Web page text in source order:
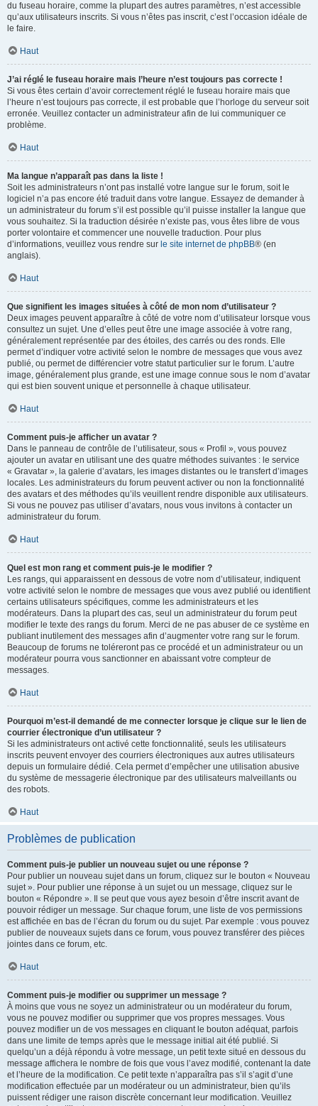
du fuseau horaire, comme la plupart des autres paramètres, n’est accessible
qu’aux utilisateurs inscrits. Si vous n’êtes pas inscrit, c’est l’occasion idéale de
le faire.
Haut
J’ai réglé le fuseau horaire mais l’heure n’est toujours pas correcte !
Si vous êtes certain d’avoir correctement réglé le fuseau horaire mais que
l’heure n’est toujours pas correcte, il est probable que l’horloge du serveur soit
erronée. Veuillez contacter un administrateur afin de lui communiquer ce
problème.
Haut
Ma langue n’apparaît pas dans la liste !
Soit les administrateurs n’ont pas installé votre langue sur le forum, soit le
logiciel n’a pas encore été traduit dans votre langue. Essayez de demander à
un administrateur du forum s’il est possible qu’il puisse installer la langue que
vous souhaitez. Si la traduction désirée n’existe pas, vous êtes libre de vous
porter volontaire et commencer une nouvelle traduction. Pour plus
d’informations, veuillez vous rendre sur le site internet de phpBB® (en
anglais).
Haut
Que signifient les images situées à côté de mon nom d’utilisateur ?
Deux images peuvent apparaître à côté de votre nom d’utilisateur lorsque vous
consultez un sujet. Une d’elles peut être une image associée à votre rang,
généralement représentée par des étoiles, des carrés ou des ronds. Elle
permet d’indiquer votre activité selon le nombre de messages que vous avez
publié, ou permet de différencier votre statut particulier sur le forum. L’autre
image, généralement plus grande, est une image connue sous le nom d’avatar
qui est bien souvent unique et personnelle à chaque utilisateur.
Haut
Comment puis-je afficher un avatar ?
Dans le panneau de contrôle de l’utilisateur, sous « Profil », vous pouvez
ajouter un avatar en utilisant une des quatre méthodes suivantes : le service
« Gravatar », la galerie d’avatars, les images distantes ou le transfert d’images
locales. Les administrateurs du forum peuvent activer ou non la fonctionnalité
des avatars et des méthodes qu’ils veuillent rendre disponible aux utilisateurs.
Si vous ne pouvez pas utiliser d’avatars, nous vous invitons à contacter un
administrateur du forum.
Haut
Quel est mon rang et comment puis-je le modifier ?
Les rangs, qui apparaissent en dessous de votre nom d’utilisateur, indiquent
votre activité selon le nombre de messages que vous avez publié ou identifient
certains utilisateurs spécifiques, comme les administrateurs et les
modérateurs. Dans la plupart des cas, seul un administrateur du forum peut
modifier le texte des rangs du forum. Merci de ne pas abuser de ce système en
publiant inutilement des messages afin d’augmenter votre rang sur le forum.
Beaucoup de forums ne toléreront pas ce procédé et un administrateur ou un
modérateur pourra vous sanctionner en abaissant votre compteur de
messages.
Haut
Pourquoi m’est-il demandé de me connecter lorsque je clique sur le lien de
courrier électronique d’un utilisateur ?
Si les administrateurs ont activé cette fonctionnalité, seuls les utilisateurs
inscrits peuvent envoyer des courriers électroniques aux autres utilisateurs
depuis un formulaire dédié. Cela permet d’empêcher une utilisation abusive
du système de messagerie électronique par des utilisateurs malveillants ou
des robots.
Haut
Problèmes de publication
Comment puis-je publier un nouveau sujet ou une réponse ?
Pour publier un nouveau sujet dans un forum, cliquez sur le bouton « Nouveau
sujet ». Pour publier une réponse à un sujet ou un message, cliquez sur le
bouton « Répondre ». Il se peut que vous ayez besoin d’être inscrit avant de
pouvoir rédiger un message. Sur chaque forum, une liste de vos permissions
est affichée en bas de l’écran du forum ou du sujet. Par exemple : vous pouvez
publier de nouveaux sujets dans ce forum, vous pouvez transférer des pièces
jointes dans ce forum, etc.
Haut
Comment puis-je modifier ou supprimer un message ?
À moins que vous ne soyez un administrateur ou un modérateur du forum,
vous ne pouvez modifier ou supprimer que vos propres messages. Vous
pouvez modifier un de vos messages en cliquant le bouton adéquat, parfois
dans une limite de temps après que le message initial ait été publié. Si
quelqu’un a déjà répondu à votre message, un petit texte situé en dessous du
message affichera le nombre de fois que vous l’avez modifié, contenant la date
et l’heure de la modification. Ce petit texte n’apparaîtra pas s’il s’agit d’une
modification effectuée par un modérateur ou un administrateur, bien qu’ils
puissent rédiger une raison discrète concernant leur modification. Veuillez